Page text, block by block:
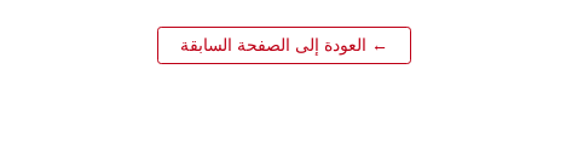
← العودة إلى الصفحة السابقة